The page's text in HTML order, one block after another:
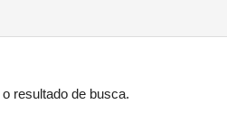
resultado de busca.